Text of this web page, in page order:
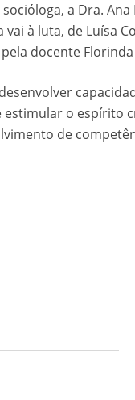
a Dra. Ana
à luta, de Luísa
docente
o espírito
de